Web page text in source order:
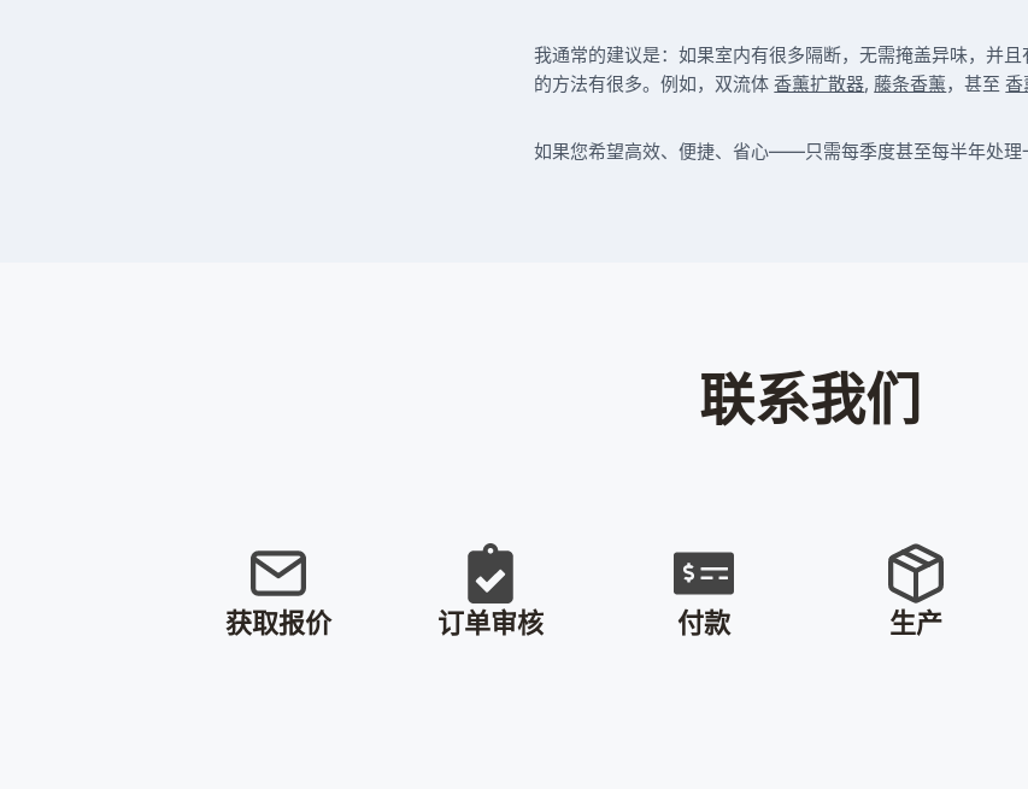
我通常的建议是：如果室内有很多隔断，无需掩盖异味，并
的方法有很多。例如，双流体香薰扩散器,藤条香薰，甚至香
如果您希望高效、便捷、省心——只需每季度甚至每半年处
联系我们
获取报价 订单审核 付款 生产